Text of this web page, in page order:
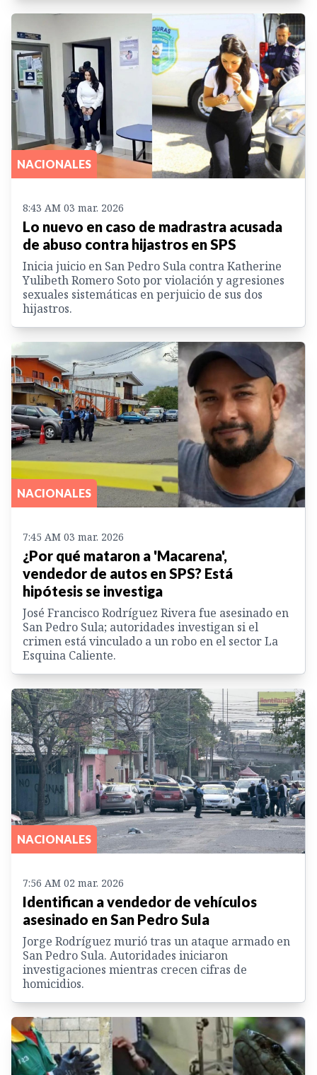
NACIONALES
8:43 AM 03 mar. 2026
Lo nuevo en caso de madrastra acusada
de abuso contra hijastros en SPS
Inicia juicio en San Pedro Sula contra Katherine
Yulibeth Romero Soto por violación y agresiones
sexuales sistemáticas en perjuicio de sus dos
hijastros.
NACIONALES
7:45 AM 03 mar. 2026
¿Por qué mataron a 'Macarena',
vendedor de autos en SPS? Está
hipótesis se investiga
José Francisco Rodríguez Rivera fue asesinado en
San Pedro Sula; autoridades investigan si el
crimen está vinculado a un robo en el sector La
Esquina Caliente.
NACIONALES
7:56 AM 02 mar. 2026
Identifican a vendedor de vehículos
asesinado en San Pedro Sula
Jorge Rodríguez murió tras un ataque armado en
San Pedro Sula. Autoridades iniciaron
investigaciones mientras crecen cifras de
homicidios.